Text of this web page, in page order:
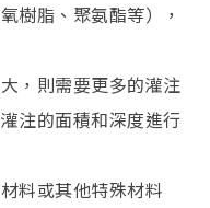
樹脂、聚氨酯等），
，則需要更多的灌注
注的面積和深度進行
料或其他特殊材料